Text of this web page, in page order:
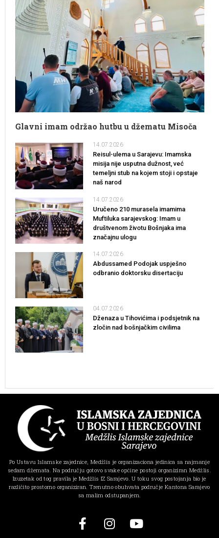
Glavni imam održao hutbu u džematu Misoča
14.07.2026
Reisul-ulema u Sarajevu: Imamska
misija nije usputna dužnost, već
temeljni stub na kojem stoji i opstaje
naš narod
14.07.2026
Uručeno 210 murasela imamima
Muftiluka sarajevskog: Imam u
društvenom životu Bošnjaka ima
značajnu ulogu
14.07.2026
Abdussamed Podojak uspješno
odbranio doktorsku disertaciju
04.07.2026
Dženaza u Tihovićima i podsjetnik na
zločin nad bošnjačkim civilima
Po Ustavu Islamske zajednice, Medžlis je organizaciona jedinica sa najmanje
sedam džemata. Na području gotovo svake općine postoji organiziran Medžlis.
Izuzetak od tog pravila je Medžlis IZ Sarajevo. U toku svog postojanja bio je
različito prostorno organiziran. Trenutno obuhvata područje Kantona Sarajevo
sa malim odstupanjem.